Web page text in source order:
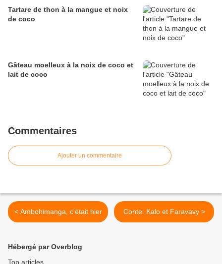
Tartare de thon à la mangue et noix
de coco
Gâteau moelleux à la noix de coco et
lait de coco
Commentaires
Ajouter un commentaire
< Ambohimanga, c'était hier Conte: Kalo et Faravavy >
Hébergé par Overblog
Top articles